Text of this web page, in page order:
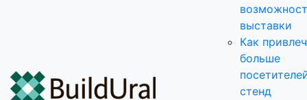
выставки
Как
больше
стенд